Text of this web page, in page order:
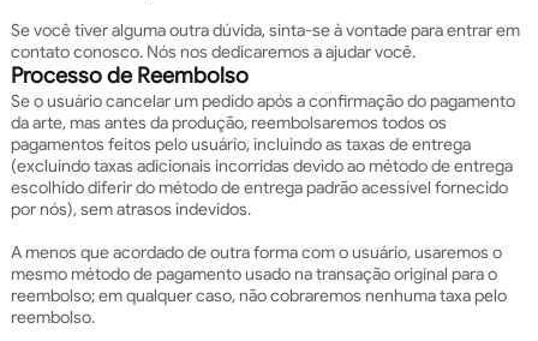
Se você tiver alguma outra dúvida, sinta-se à vontade para entrar em
contato conosco. Nós nos dedicaremos a ajudar você.
Processo de Reembolso
Se o usuário cancelar um pedido após a confirmação do pagamento
da arte, mas antes da produção, reembolsaremos todos os
pagamentos feitos pelo usuário, incluindo as taxas de entrega
(excluindo taxas adicionais incorridas devido ao método de entrega
escolhido diferir do método de entrega padrão acessível fornecido
por nós), sem atrasos indevidos.
A menos que acordado de outra forma com o usuário, usaremos o
mesmo método de pagamento usado na transação original para o
reembolso; em qualquer caso, não cobraremos nenhuma taxa pelo
reembolso.